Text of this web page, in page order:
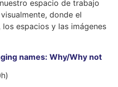
espacio de trabajo
donde el
espacios y las imágenes
names: Why/Why not